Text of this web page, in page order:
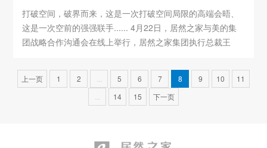
打破空间，破界而来，这是一次打破空间局限的高端会晤、
这是一次空前的强强联手...... 4月22日，居然之家与美的集
团战略合作沟通会在线上举行，居然之家集团执行总裁王
家居事业群联席总裁兼中国区域总裁殷必彤、COLMO AI科
技家电公司总裁骆泽源等双方多位领导出席本次“云上”的沟
上一页 1 2 5 6 7 8 9 10
11
14 15 下一页